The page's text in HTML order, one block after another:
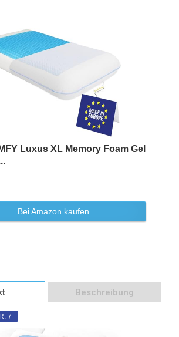
Luxus XL Memory Foam Gel
Bei Amazon kaufen
Beschreibung
7